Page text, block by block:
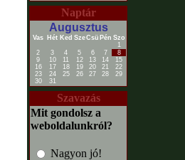
Naptár
Augusztus
Vas Hét Ked SzeCsü Pén Szo
1
2
3 4 5 6 7
8
9
10 11 12 13 14
15
16
17 18 19 20 21
22
23
24 25 26 27 28
29
30
31
Szavazás
Mit gondolsz a
weboldalunkról?
Nagyon jó!